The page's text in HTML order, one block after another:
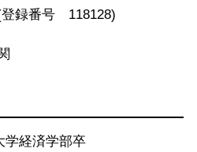
登録番号 118128)
経済学部卒